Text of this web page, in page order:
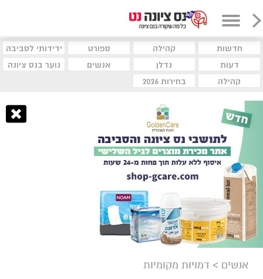
חדשות קהילה ספורט
ידידותי לסביבה
דעות
נדלן אנשים
נוער בנס ציונה
קהילה
בחירות 2026
אנשים > דמויות מקומיות